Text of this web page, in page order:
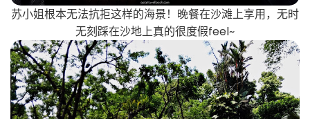
苏小姐根本无法抗拒这样的海景！晚餐在沙滩上享用，无时
无刻踩在沙地上真的很度假feel~